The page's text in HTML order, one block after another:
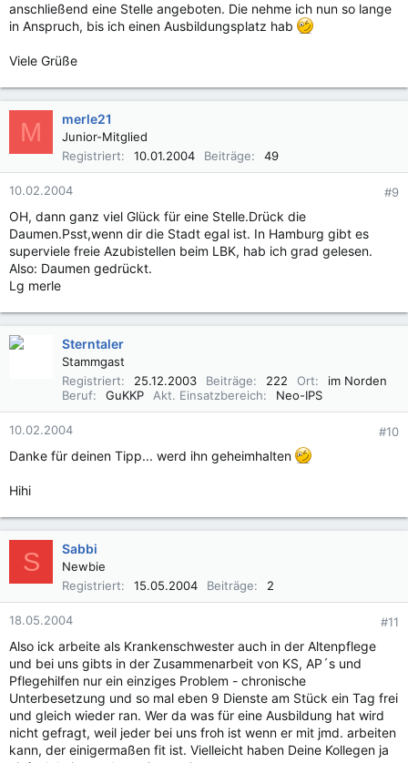
anschließend eine Stelle angeboten. Die nehme ich nun so lange
in Anspruch, bis ich einen Ausbildungsplatz hab
Viele Grüße
M merle21
Junior-Mitglied
Registriert
10.01.2004 Beiträge 49
10.02.2004 #9
OH, dann ganz viel Glück für eine Stelle.Drück die
Daumen.Psst,wenn dir die Stadt egal ist. In Hamburg gibt es
superviele freie Azubistellen beim LBK, hab ich grad gelesen.
Also: Daumen gedrückt.
Lg merle
Sterntaler
Stammgast
Registriert
25.12.2003 Beiträge 222 Ort
im Norden
Beruf
GuKKP Akt. Einsatzbereich Neo-IPS
10.02.2004 #10
Danke für deinen Tipp... werd ihn geheimhalten
Hihi
S Sabbi
Newbie
Registriert
15.05.2004 Beiträge 2
18.05.2004 #11
Also ick arbeite als Krankenschwester auch in der Altenpflege
und bei uns gibts in der Zusammenarbeit von KS, AP´s und
Pflegehilfen nur ein einziges Problem - chronische
Unterbesetzung und so mal eben 9 Dienste am Stück ein Tag frei
und gleich wieder ran. Wer da was für eine Ausbildung hat wird
nicht gefragt, weil jeder bei uns froh ist wenn er mit jmd. arbeiten
kann, der einigermaßen fit ist. Vielleicht haben Deine Kollegen ja